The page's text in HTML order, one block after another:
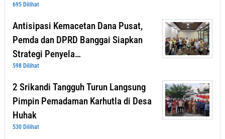
695 Dilihat
Antisipasi Kemacetan Dana Pusat,
Pemda dan DPRD Banggai Siapkan
Strategi Penyela…
598 Dilihat
2 Srikandi Tangguh Turun Langsung
Pimpin Pemadaman Karhutla di Desa
Huhak
530 Dilihat